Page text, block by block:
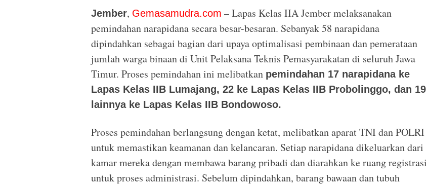
Jember, Gemasamudra.com – Lapas Kelas IIA Jember melaksanakan
pemindahan narapidana secara besar-besaran. Sebanyak 58 narapidana
dipindahkan sebagai bagian dari upaya optimalisasi pembinaan dan pemerataan
jumlah warga binaan di Unit Pelaksana Teknis Pemasyarakatan di seluruh Jawa
Timur. Proses pemindahan ini melibatkan pemindahan 17 narapidana ke
Lapas Kelas IIB Lumajang, 22 ke Lapas Kelas IIB Probolinggo, dan 19
lainnya ke Lapas Kelas IIB Bondowoso.
Proses pemindahan berlangsung dengan ketat, melibatkan aparat TNI dan POLRI
untuk memastikan keamanan dan kelancaran. Setiap narapidana dikeluarkan dari
kamar mereka dengan membawa barang pribadi dan diarahkan ke ruang registrasi
untuk proses administrasi. Sebelum dipindahkan, barang bawaan dan tubuh